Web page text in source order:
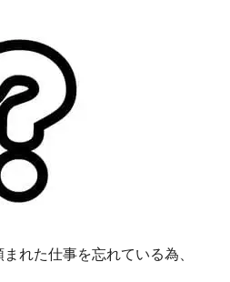
れた仕事を忘れている為、